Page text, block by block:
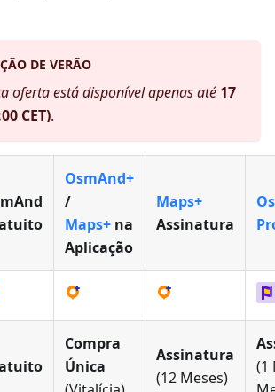
DE VERÃO
oferta está disponível apenas até 17
CET).
OsmAnd+
/
Maps+ na
Aplicação
Maps+
Assinatura
Compra
Única
Assinatura
(12 Meses)
(1